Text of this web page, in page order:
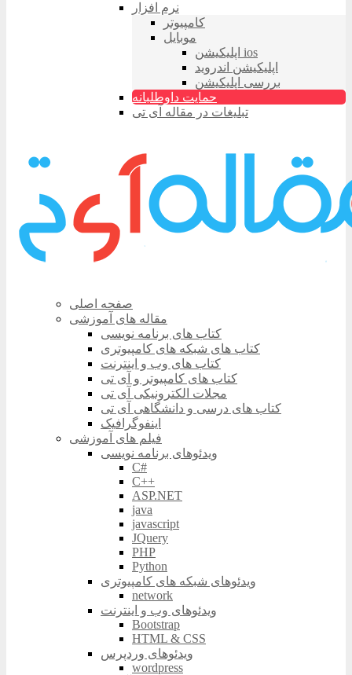
نرم افزار
کامپیوتر
موبایل
اپلیکیشن ios
اپلیکیشن اندروید
بررسی اپلیکیشن
حمایت داوطلبانه
تبلیغات در مقاله آی تی
صفحه اصلی
مقاله های آموزشی
کتاب های برنامه نویسی
کتاب های شبکه های کامپیوتری
کتاب های وب و اینترنت
کتاب های کامپیوتر و آی تی
مجلات الکترونیکی آی تی
کتاب های درسی و دانشگاهی آی تی
اینفوگرافیک
فیلم های آموزشی
ویدئوهای برنامه نویسی
C#
C++
ASP.NET
java
javascript
JQuery
PHP
Python
ویدئوهای شبکه های کامپیوتری
network
ویدئوهای وب و اینترنت
Bootstrap
HTML & CSS
ویدئوهای وردپرس
wordpress